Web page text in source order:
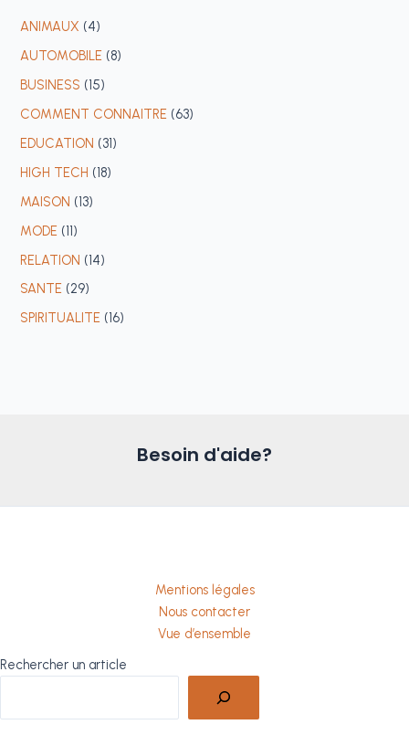
ANIMAUX (4)
AUTOMOBILE (8)
BUSINESS (15)
COMMENT CONNAITRE (63)
EDUCATION (31)
HIGH TECH (18)
MAISON (13)
MODE (11)
RELATION (14)
SANTE (29)
SPIRITUALITE (16)
Besoin d'aide?
Mentions légales
Nous contacter
Vue d’ensemble
Rechercher un article